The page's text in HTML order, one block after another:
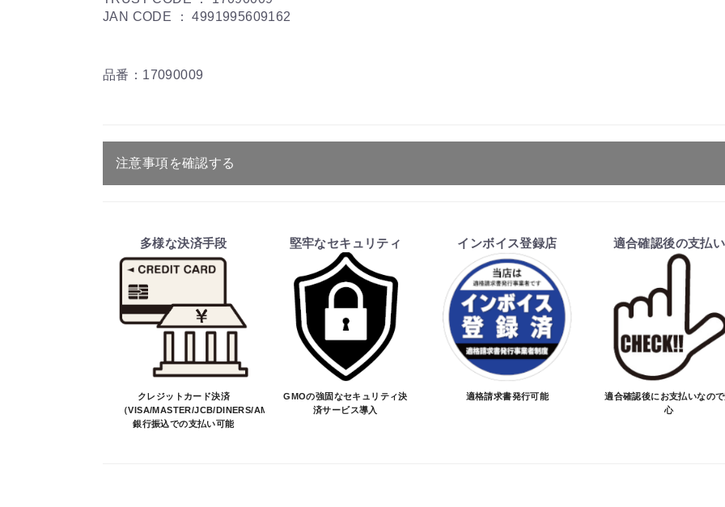
お買物を続ける カートへ進む
JAN CODE ： 4991995609162
品番：17090009
注意事項を確認する
・ご注文受付後、メーカーに適合確認を行い、商品の価格・送料及び納期の正式なご連絡をしてか
そのため、ご注文後に適合確認を行い、適合しない場合はキャンセル可能です。
※商品はメーカー品のため予告無く価格が変わる場合があります。
※商品は予告無く生産及び販売不可となる場合があります。
・ご注文前の納期のお問い合わせは、ご注文時と納期が異なるトラブルが発生致しますのでお受け
納期を知りたい場合は、一旦ご注文のお手続きをお願い致します。
決済について
・ご注文後にメーカー確認を行い、商品が愛車に合うことを確認してから決済となります。
多様な決済手段
クレジットカード決済
（VISA/MASTER/JCB/DINERS/AMEX）、
銀行振込での支払い可能
堅牢なセキュリティ
GMOの強固なセキュリティ決
済サービス導入
インボイス登録店
適格請求書発行可能
適合確認後の支払い
適合確認後にお支払いなの
心